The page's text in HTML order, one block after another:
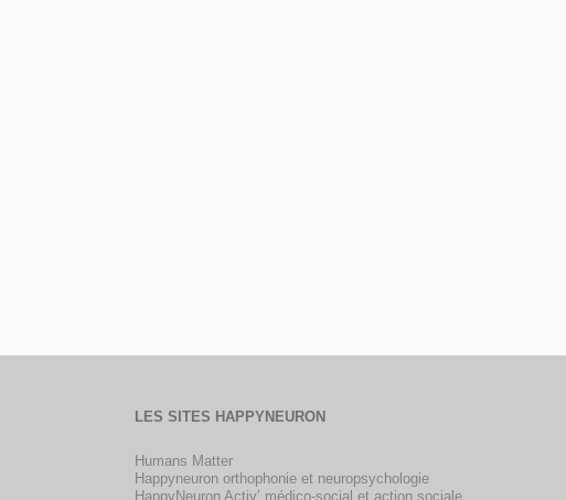
LES SITES HAPPYNEURON
Humans Matter
Happyneuron orthophonie et neuropsychologie
HappyNeuron Activ’ médico-social et action sociale